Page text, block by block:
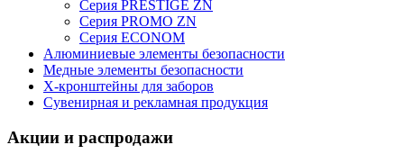
Серия PRESTIGE ZN
Серия PROMO ZN
Серия ECONOM
Алюминиевые элементы безопасности
Медные элементы безопасности
X-кронштейны для заборов
Сувенирная и рекламная продукция
Акции и распродажи